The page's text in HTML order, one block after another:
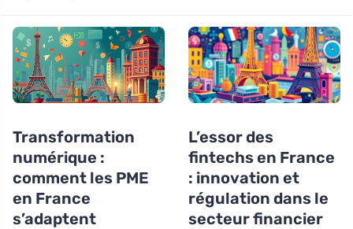
Transformation
numérique :
comment les PME
en France
s’adaptent
L’essor des
fintechs en France
: innovation et
régulation dans le
secteur financier